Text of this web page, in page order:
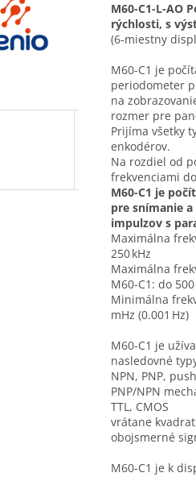
M60-C1-L-AO
rýchlosti, s
(6-miestny
M60-C1 je
periodometer
na
rozmer pre
Prijíma všetky
enkodérov.
Na rozdiel od
frekvenciami
M60-C1 je
pre snímanie
impulzov s
Maximálna
250 kHz
Maximálna
M60-C1: do 500
Minimálna
mHz (0.001 Hz)
M60-C1 je
nasledovné
NPN, PNP,
PNP/NPN
TTL, CMOS
vrátane
obojsmerné
M60-C1 je k